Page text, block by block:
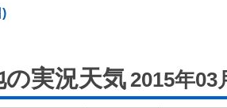
)
実況天気 2015年03